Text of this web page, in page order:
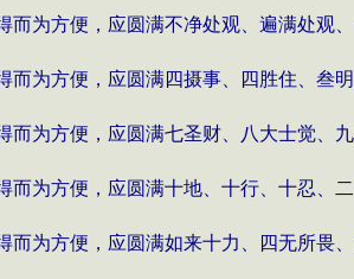
为方便，应圆满不净处观、遍满处观
为方便，应圆满四摄事、四胜住、叁
为方便，应圆满七圣财、八大士觉、
为方便，应圆满十地、十行、十忍、
为方便，应圆满如来十力、四无所畏